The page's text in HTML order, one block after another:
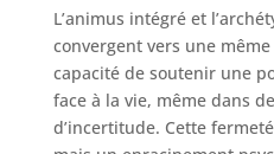
L’animus intégré et
convergent vers une
capacité de soutenir une
face à la vie, même dans
d’incertitude. Cette